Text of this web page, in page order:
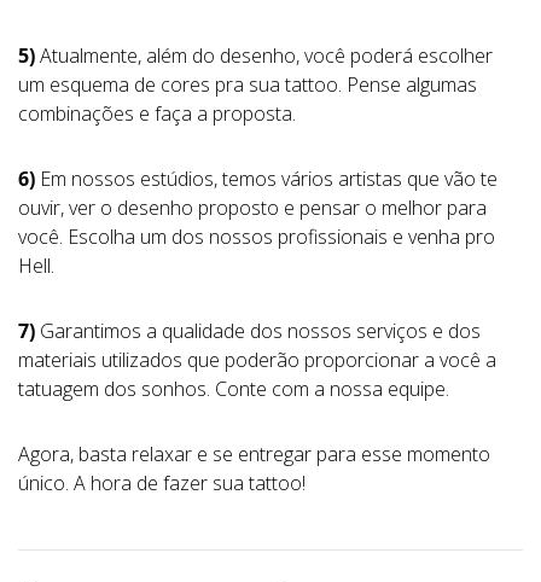
5)Atualmente, além do desenho, você poderá escolher
um esquema de cores pra sua tattoo. Pense algumas
combinações e faça a proposta.
6) Em nossos estúdios, temos vários artistas que vão te
ouvir, ver o desenho proposto e pensar o melhor para
você. Escolha um dos nossos profissionais e venha pro
Hell.
7) Garantimos a qualidade dos nossos serviços e dos
materiais utilizados que poderão proporcionar a você a
tatuagem dos sonhos. Conte com a nossa equipe.
Agora, basta relaxar e se entregar para esse momento
único. A hora de fazer sua tattoo!